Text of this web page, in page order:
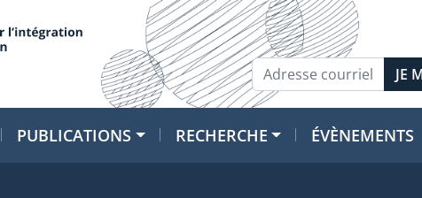
PUBLICATIONS RECHERCHE ÉVÈNEMENTS